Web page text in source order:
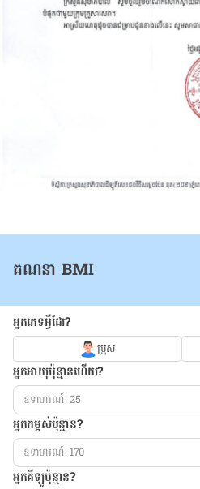
គណនា BMI
អ្នកភេទអ្វីដែរ?
ប្រុស
អ្នកអាយុប៉ុន្មានហើយ?
អ្នកកម្ពស់ប៉ុន្មាន?
អ្នកគីឡូប៉ុន្មាន?